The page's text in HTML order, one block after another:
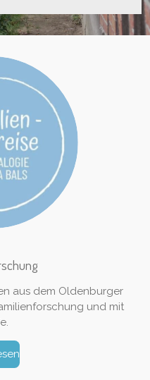
aus dem Oldenburger
und mit